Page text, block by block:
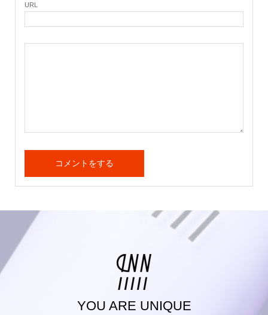
URL
YOU ARE UNIQUE